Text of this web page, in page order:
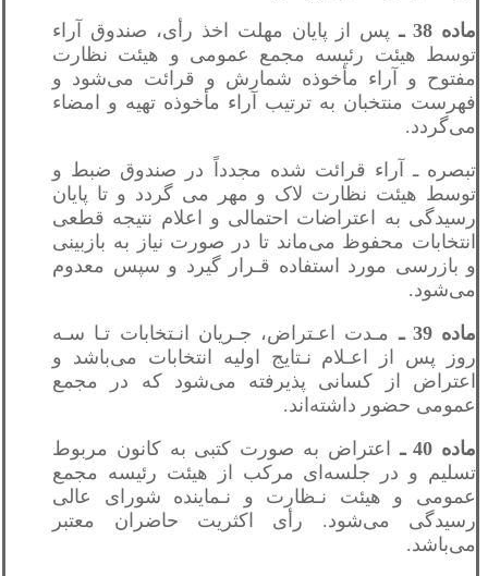
ماده 38 ـ
پس از پایان مهلت اخذ رأی، صندوق آراء
توسط هیئت رئیسه مجمع عمومی و هیئت نظارت
مفتوح و آراء مأخوذه شمارش و قرائت می‌شود و
فهرست منتخبان به ترتیب آراء مأخوذه تهیه و امضاء
می‌گردد.
تبصره ـ آراء قرائت شده مجدداً در صندوق ضبط و
توسط هیئت نظارت لاک و مهر می گردد و تا پایان
رسیدگی به اعتراضات احتمالی و اعلام نتیجه قطعی
انتخابات محفوظ می‌ماند تا در صورت نیاز به بازبینی
و بازرسی مورد استفاده قـرار گیرد و سپس معدوم
می‌شود.
ماده 39 ـ
مـدت اعـتراض، جـریان انـتخابات تـا سـه
روز پس از اعـلام نـتایج اولیه انتخابات می‌باشد و
اعتراض از کسانی پذیرفته می‌شود که در مجمع
عمومی حضور داشته‌اند.
ماده 40 ـ
اعتراض به صورت کتبی به کانون مربوط
تسلیم و در جلسه‌ای مرکب از هیئت رئیسه مجمع
عمومی و هیئت نـظارت و نـماینده شورای عالی
رسیدگی می‌شود. رأی اکثریت حاضران معتبر
می‌باشد.